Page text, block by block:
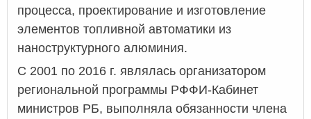
процесса, проектирование и изготовление
элементов топливной автоматики из
наноструктурного алюминия.
С 2001 по 2016 г. являлась организатором
региональной программы РФФИ-Кабинет
министров РБ, выполняла обязанности члена